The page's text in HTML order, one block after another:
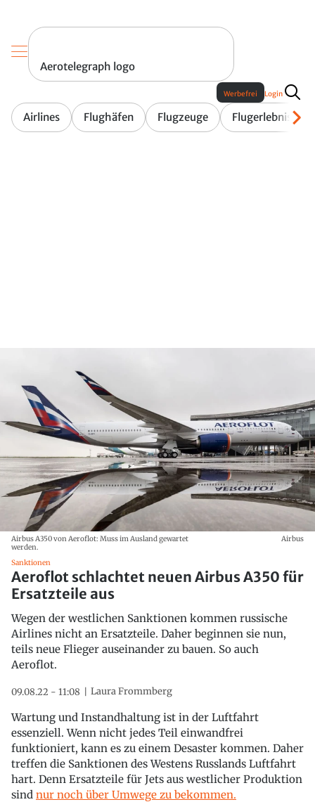
Aerotelegraph logo
Airlines Flughäfen Flugzeuge Flugerlebnis
Werbefrei Login
Airbus A350 von Aeroflot: Muss im Ausland gewartet
werden.
Airbus
Sanktionen
Aeroflot schlachtet neuen Airbus A350 für
Ersatzteile aus
Wegen der westlichen Sanktionen kommen russische
Airlines nicht an Ersatzteile. Daher beginnen sie nun,
teils neue Flieger auseinander zu bauen. So auch
Aeroflot.
09.08.22 - 11:08 Laura Frommberg
Wartung und Instandhaltung ist in der Luftfahrt
essenziell. Wenn nicht jedes Teil einwandfrei
funktioniert, kann es zu einem Desaster kommen. Daher
treffen die Sanktionen des Westens Russlands Luftfahrt
hart. Denn Ersatzteile für Jets aus westlicher Produktion
sind nur noch über Umwege zu bekommen.